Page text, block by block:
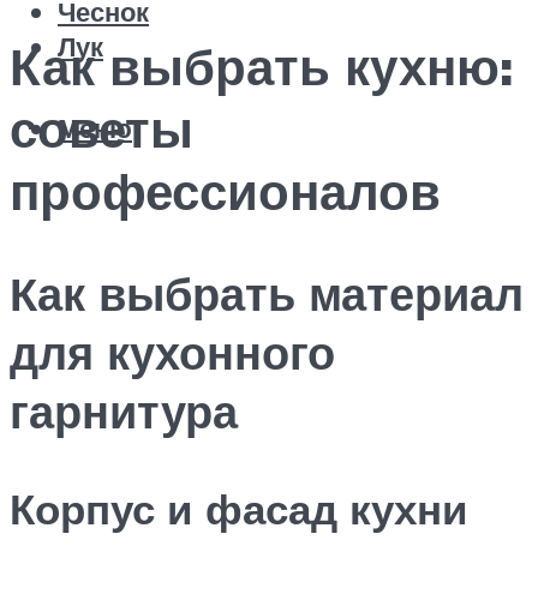
Чеснок
Лук
Меню
Как выбрать кухню:
советы
профессионалов
Как выбрать материал
для кухонного
гарнитура
Корпус и фасад кухни